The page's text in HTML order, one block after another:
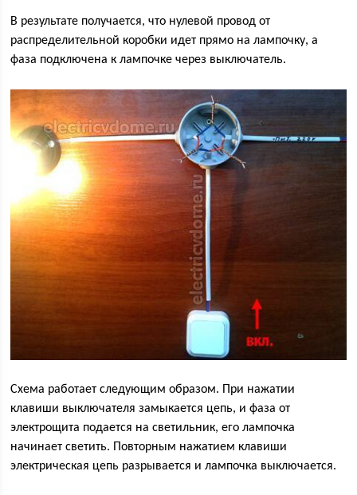
В результате получается, что нулевой провод от
распределительной коробки идет прямо на лампочку, а
фаза подключена к лампочке через выключатель.
Схема работает следующим образом. При нажатии
клавиши выключателя замыкается цепь, и фаза от
электрощита подается на светильник, его лампочка
начинает светить. Повторным нажатием клавиши
электрическая цепь разрывается и лампочка выключается.